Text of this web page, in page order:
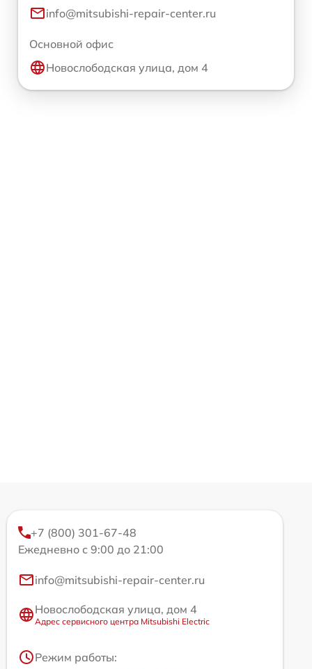
info@mitsubishi-repair-center.ru
Основной офис
Новослободская улица, дом 4
+7 (800) 301-67-48
Ежедневно с 9:00 до 21:00
info@mitsubishi-repair-center.ru
Новослободская улица, дом 4
Адрес сервисного центра Mitsubishi Electric
Режим работы: